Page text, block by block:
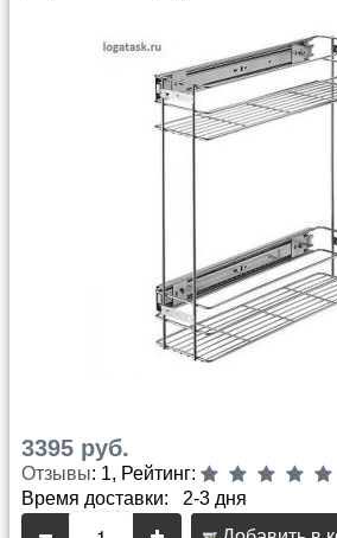
3395 руб.
Отзывы: 1, Рейтинг:
Время доставки: 2-3 дня